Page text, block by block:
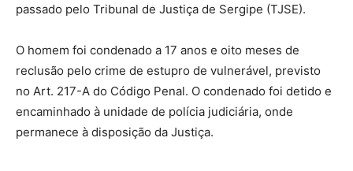
passado pelo Tribunal de Justiça de Sergipe (TJSE).
O homem foi condenado a 17 anos e oito meses de
reclusão pelo crime de estupro de vulnerável, previsto
no Art. 217-A do Código Penal. O condenado foi detido e
encaminhado à unidade de polícia judiciária, onde
permanece à disposição da Justiça.